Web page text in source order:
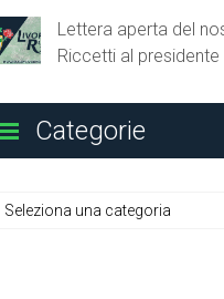
Lettera aperta del
Riccetti al presidente
Categorie